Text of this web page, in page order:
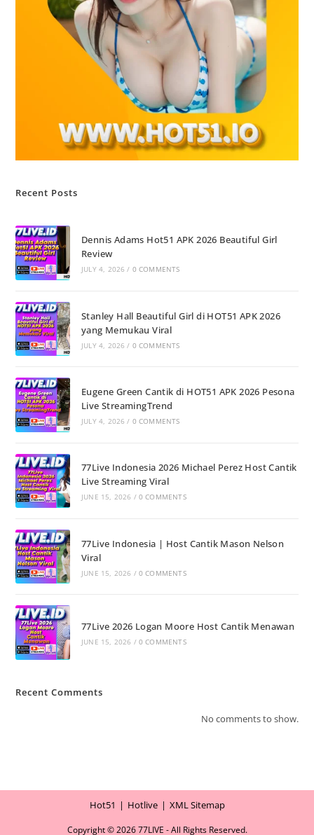
Recent Posts
Dennis Adams Hot51 APK 2026 Beautiful Girl
Review
JULY 4, 2026 / 0 COMMENTS
Stanley Hall Beautiful Girl di HOT51 APK 2026
yang Memukau Viral
JULY 4, 2026 / 0 COMMENTS
Eugene Green Cantik di HOT51 APK 2026 Pesona
Live StreamingTrend
JULY 4, 2026 / 0 COMMENTS
77Live Indonesia 2026 Michael Perez Host Cantik
Live Streaming Viral
JUNE 15, 2026 / 0 COMMENTS
77Live Indonesia | Host Cantik Mason Nelson
Viral
JUNE 15, 2026 / 0 COMMENTS
77Live 2026 Logan Moore Host Cantik Menawan
JUNE 15, 2026 / 0 COMMENTS
Recent Comments
No comments to show.
Hot51 Hotlive XML Sitemap
Copyright © 2026 77LIVE - All Rights Reserved.